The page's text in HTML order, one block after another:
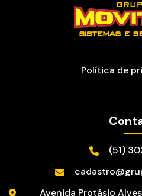
Política de
(51)
Avenida Protásio Alves